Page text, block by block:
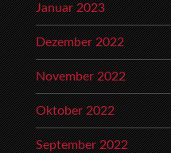
Januar 2023
Dezember 2022
November 2022
Oktober 2022
September 2022